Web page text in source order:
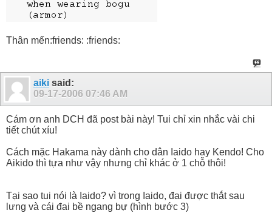
Thân mến:friends: :friends:
aiki said:
09-17-2006 07:46 AM
Cám ơn anh DCH đã post bài này! Tui chỉ xin nhắc vài chi
tiết chút xíu!
Cách mặc Hakama này dành cho dân Iaido hay Kendo! Cho
Aikido thì tựa như vậy nhưng chỉ khác ở 1 chỗ thôi!
Tại sao tui nói là Iaido? vì trong Iaido, đai được thắt sau
lưng và cái đai bề ngang bự (hình bước 3)